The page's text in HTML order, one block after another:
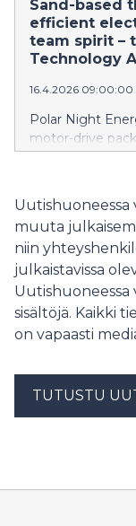
Sand-based
efficient
team spirit –
Technology
16.4.2026 09:00:00
Polar Night
motor-drive
architecture
this year’s ITU
Engineers and
Föreningen i
muuta
niin
julkaistavissa
Uutishuoneessa
sisältöjä. Kaikki
on vapaasti
TUTUSTU